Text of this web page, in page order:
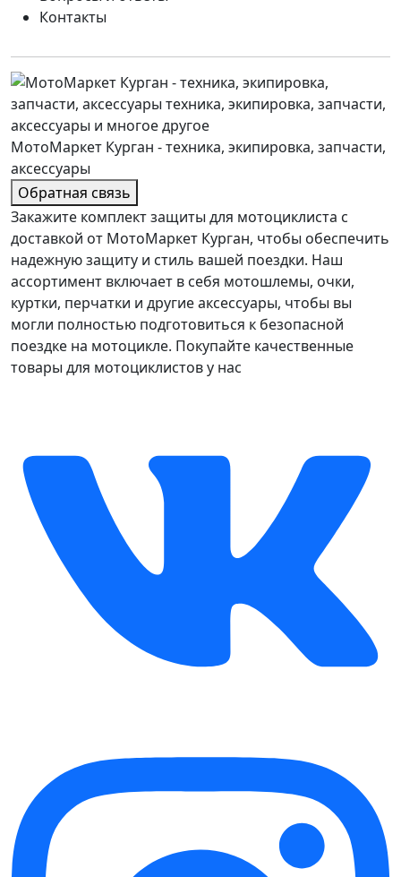
Контакты
МотоМаркет Курган - техника, экипировка, запчасти,
аксессуары
Обратная связь
Закажите комплект защиты для мотоциклиста с
доставкой от МотоМаркет Курган, чтобы обеспечить
надежную защиту и стиль вашей поездки. Наш
ассортимент включает в себя мотошлемы, очки,
куртки, перчатки и другие аксессуары, чтобы вы
могли полностью подготовиться к безопасной
поездке на мотоцикле. Покупайте качественные
товары для мотоциклистов у нас